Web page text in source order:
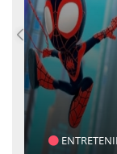
SAÚDE